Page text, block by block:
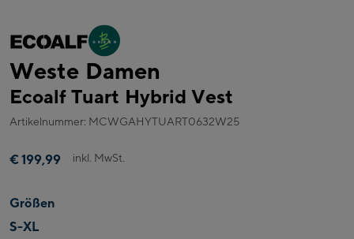
Weste Damen
Ecoalf Tuart Hybrid Vest
Artikelnummer: MCWGAHYTUART0632W25
€ 199,99 inkl. MwSt.
Größen
S-XL